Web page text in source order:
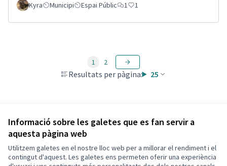
Informació sobre les galetes que es fan servir a
aquesta pàgina web
Utilitzem galetes en el nostre lloc web per a millorar el rendiment i el
contingut d'aquest. Les galetes ens permeten oferir una experiència
Kyra Municipi Espai Públic 1 1
Resultats per pàgina: 25
1 2
Veure totes les propostes retirades
Termes i condicions d'ús
Configuració de les galetes